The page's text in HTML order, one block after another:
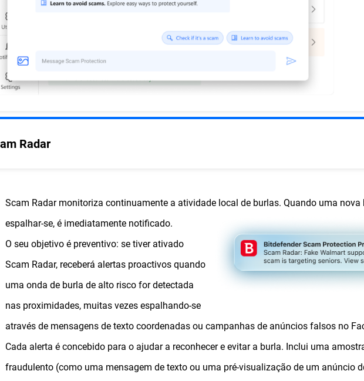
Radar
Scam Radar monitoriza continuamente a atividade local de burlas. Quando uma nova
espalhar-se, é imediatamente notificado.
O seu objetivo é preventivo: se tiver ativado
Scam Radar, receberá alertas proactivos quando
uma onda de burla de alto risco for detectada
nas proximidades, muitas vezes espalhando-se
através de mensagens de texto coordenadas ou campanhas de anúncios falsos no
Cada alerta é concebido para o ajudar a reconhecer e evitar a burla. Inclui uma
fraudulento (como uma mensagem de texto ou uma pré-visualização de um anúncio